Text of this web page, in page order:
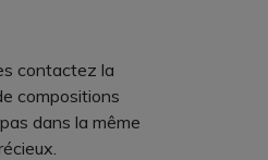
contactez la
compositions
dans la même